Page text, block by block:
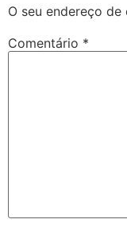
O seu endereço
Comentário *